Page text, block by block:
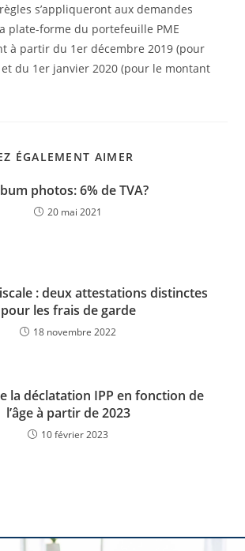
s’appliqueront aux demandes
plate-forme du portefeuille PME
à partir du 1er décembre 2019 (pour
et du 1er janvier 2020 (pour le montant
ÉGALEMENT AIMER
photos: 6% de TVA?
20 mai 2021
: deux attestations distinctes
pour les frais de garde
18 novembre 2022
la déclatation IPP en fonction de
l’âge à partir de 2023
10 février 2023